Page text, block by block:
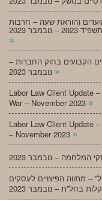
(הוראת שעה – חרבות
2023
»
הקבועים בחוק החברות –
»
Labor Law Client Update
War – November 2023 »
Labor Law Client Update
– November 2023 »
– מתווה הפיצויים לעסקים